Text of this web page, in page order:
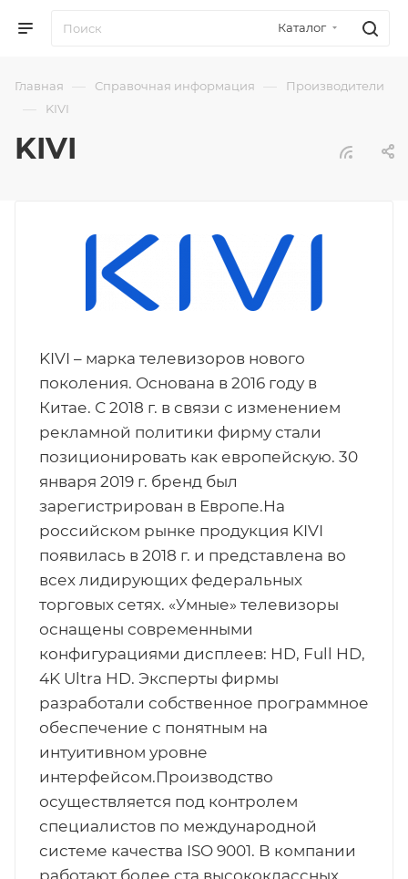
Каталог
Главная — Справочная информация — Производители
— KIVI
KIVI
KIVI – марка телевизоров нового
поколения. Основана в 2016 году в
Китае. С 2018 г. в связи с изменением
рекламной политики фирму стали
позиционировать как европейскую. 30
января 2019 г. бренд был
зарегистрирован в Европе.На
российском рынке продукция KIVI
появилась в 2018 г. и представлена во
всех лидирующих федеральных
торговых сетях. «Умные» телевизоры
оснащены современными
конфигурациями дисплеев: HD, Full HD,
4K Ultra HD. Эксперты фирмы
разработали собственное программное
обеспечение с понятным на
интуитивном уровне
интерфейсом.Производство
осуществляется под контролем
специалистов по международной
системе качества ISO 9001. В компании
работают более ста высококлассных